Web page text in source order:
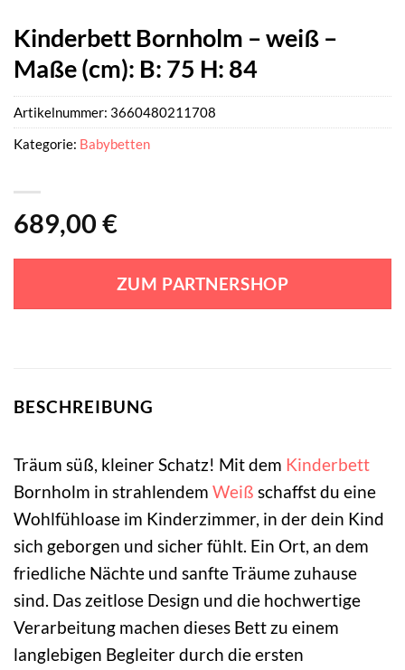
Kinderbett Bornholm – weiß –
Maße (cm): B: 75 H: 84
689,00 €
ZUM PARTNERSHOP
Artikelnummer: 3660480211708
Kategorie: Babybetten
BESCHREIBUNG
Träum süß, kleiner Schatz! Mit dem Kinderbett
Bornholm in strahlendem Weiß schaffst du eine
Wohlfühloase im Kinderzimmer, in der dein Kind
sich geborgen und sicher fühlt. Ein Ort, an dem
friedliche Nächte und sanfte Träume zuhause
sind. Das zeitlose Design und die hochwertige
Verarbeitung machen dieses Bett zu einem
langlebigen Begleiter durch die ersten